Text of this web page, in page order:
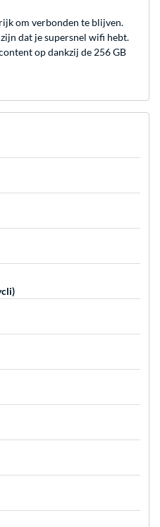
om verbonden te blijven.
dat je supersnel wifi hebt.
op dankzij de 256 GB